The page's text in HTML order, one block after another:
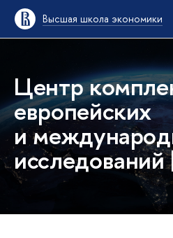
Высшая школа экономики
Центр
европейских
и